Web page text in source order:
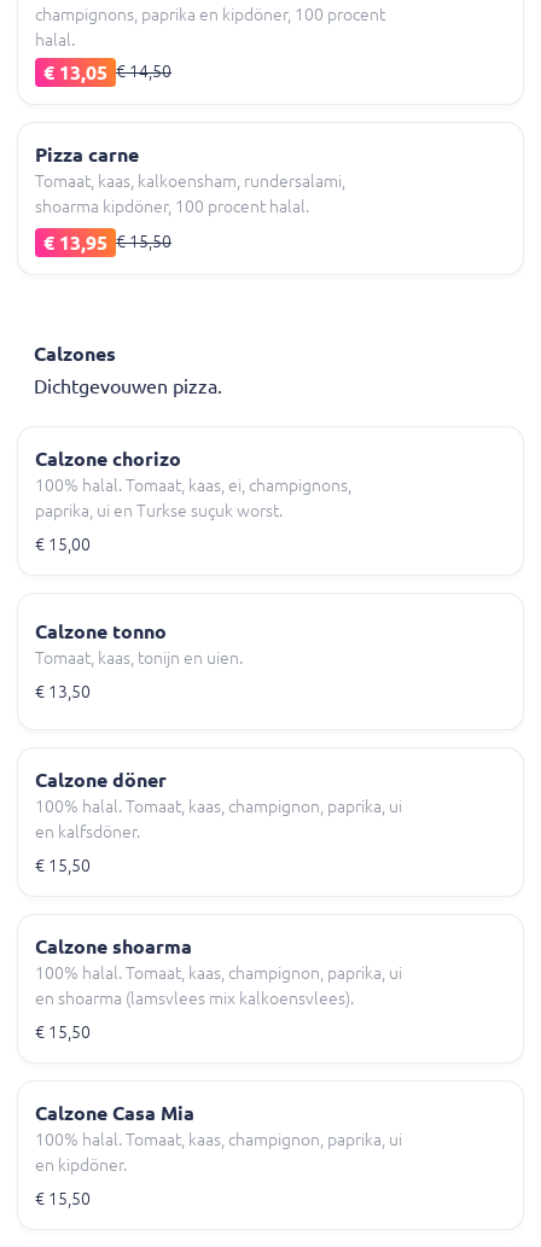
champignons, paprika en kipdöner, 100 procent
halal.
€ 13,05 € 14,50
Pizza carne
Tomaat, kaas, kalkoensham, rundersalami,
shoarma kipdöner, 100 procent halal.
€ 13,95 € 15,50
Calzones
Dichtgevouwen pizza.
Calzone chorizo
100% halal. Tomaat, kaas, ei, champignons,
paprika, ui en Turkse suçuk worst.
€ 15,00
Calzone tonno
Tomaat, kaas, tonijn en uien.
€ 13,50
Calzone döner
100% halal. Tomaat, kaas, champignon, paprika, ui
en kalfsdöner.
€ 15,50
Calzone shoarma
100% halal. Tomaat, kaas, champignon, paprika, ui
en shoarma (lamsvlees mix kalkoensvlees).
€ 15,50
Calzone Casa Mia
100% halal. Tomaat, kaas, champignon, paprika, ui
en kipdöner.
€ 15,50